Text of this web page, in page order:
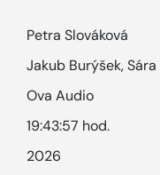
Petra Slováková
Jakub Burýšek,
Ova Audio
19:43:57 hod.
2026